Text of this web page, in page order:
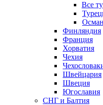
Все
Финляндия
Франция
Хорватия
Чехия
Швейцария
Швеция
Югославия
СНГ и Балтия